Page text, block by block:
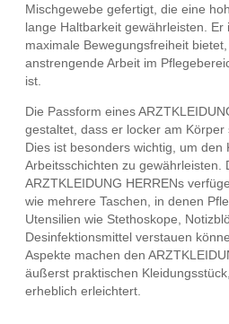
Mischgewebe gefertigt, die eine
lange Haltbarkeit gewährleisten.
maximale Bewegungsfreiheit
anstrengende Arbeit im
ist.
Die Passform eines
gestaltet, dass er locker am
Dies ist besonders wichtig, um
Arbeitsschichten zu gewährleisten.
ARZTKLEIDUNG HERRENs
wie mehrere Taschen, in denen
Utensilien wie Stethoskope,
Desinfektionsmittel verstauen
Aspekte machen den
äußerst praktischen
erheblich erleichtert.